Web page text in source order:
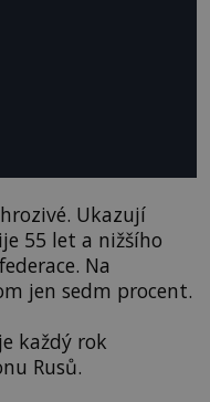
Ukazují
55 let a nižšího
Na
jen sedm procent.
každý rok
Rusů.